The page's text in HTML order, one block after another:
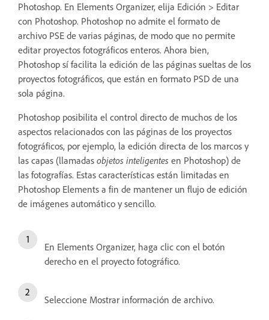
Photoshop. En Elements Organizer, elija Edición > Editar
con Photoshop. Photoshop no admite el formato de
archivo PSE de varias páginas, de modo que no permite
editar proyectos fotográficos enteros. Ahora bien,
Photoshop sí facilita la edición de las páginas sueltas de los
proyectos fotográficos, que están en formato PSD de una
sola página.
Photoshop posibilita el control directo de muchos de los
aspectos relacionados con las páginas de los proyectos
fotográficos, por ejemplo, la edición directa de los marcos y
las capas (llamadas objetos inteligentes en Photoshop) de
las fotografías. Estas características están limitadas en
Photoshop Elements a fin de mantener un flujo de edición
de imágenes automático y sencillo.
En Elements Organizer, haga clic con el botón
derecho en el proyecto fotográfico.
Seleccione Mostrar información de archivo.